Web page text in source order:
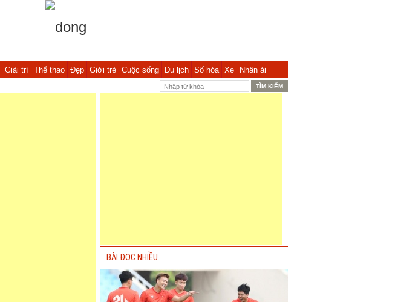
Giải trí Thể thao Đẹp Giới trẻ Cuộc sống Du lịch Số hóa Xe Nhân ái
BÀI ĐỌC NHIỀU